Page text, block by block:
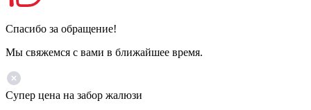
Спасибо за обращение!
Мы свяжемся с вами в ближайшее время.
Супер цена на забор жалюзи